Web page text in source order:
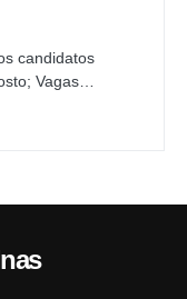
candidatos
Vagas…